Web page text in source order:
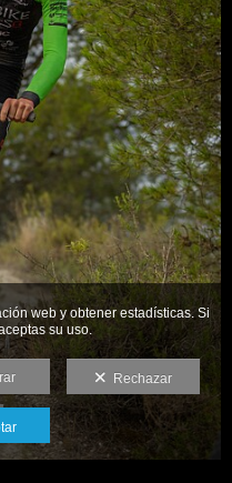
web y obtener estadísticas. Si
su uso.
Rechazar